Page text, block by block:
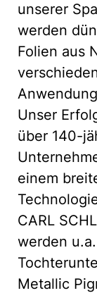
unserer
werden
Folien aus
Unser
über 140-
einem
CARL
werden
Metallic